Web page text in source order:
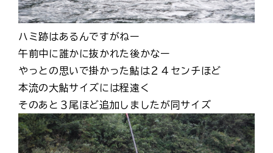
ハミ跡はあるんですがねー
午前中に誰かに抜かれた後かなー
やっとの思いで掛かった鮎は２４センチほど
本流の大鮎サイズには程遠く
そのあと３尾ほど追加しましたが同サイズ